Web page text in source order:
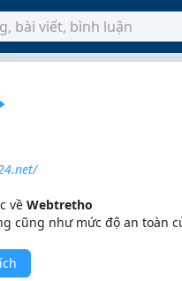
về Webtretho
cũng như mức độ an toàn